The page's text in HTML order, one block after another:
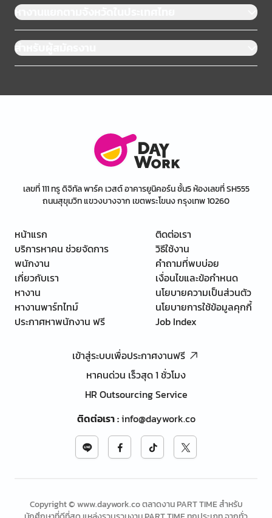
หางานแยกตามจังหวัดในประเทศไทย
สำหรับผู้สมัครงาน
เลขที่ 111 ทรู ดิจิทัล พาร์ค เวสต์ อาคารยูนิคอร์น ชั้น5 ห้องเลขที่ SH555
ถนนสุขุมวิท แขวงบางจาก เขตพระโขนง กรุงเทพ 10260
หน้าแรก
บริการหาคน ช่วยจัดการ
พนักงาน
เกี่ยวกับเรา
หางาน
หางานพาร์ทไทม์
ประกาศหาพนักงาน ฟรี
ติดต่อเรา
วิธีใช้งาน
คำถามที่พบบ่อย
เงื่อนไขและข้อกำหนด
นโยบายความเป็นส่วนตัว
นโยบายการใช้ข้อมูลคุกกี้
Job Index
เข้าสู่ระบบเพื่อประกาศงานฟรี
หาคนด่วน เร็วสุด 1 ชั่วโมง
HR Outsourcing Service
ติดต่อเรา:info@daywork.co
Copyright © www.daywork.co ตลาดงาน PART TIME สำหรับ